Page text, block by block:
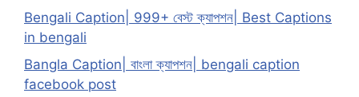
Bengali Caption| 999+ বেস্ট ক্যাপশন| Best Captions
in bengali
Bangla Caption| বাংলা ক্যাপশন| bengali caption
facebook post